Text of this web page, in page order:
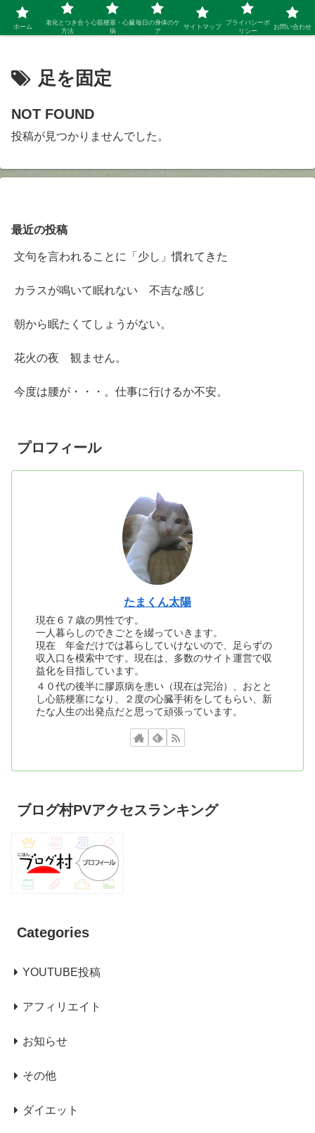
シニア 新しい人生を開拓するブログ
足を固定
NOT FOUND
投稿が見つかりませんでした。
最近の投稿
文句を言われることに「少し」慣れてきた
カラスが鳴いて眠れない 不吉な感じ
朝から眠たくてしょうがない。
花火の夜 観ません。
今度は腰が・・・。仕事に行けるか不安。
プロフィール
たまくん太陽
現在６７歳の男性です。
一人暮らしのできごとを綴っていきます。
現在 年金だけでは暮らしていけないので、足らずの
収入口を模索中です。現在は、多数のサイト運営で収
益化を目指しています。
４０代の後半に膠原病を患い（現在は完治）、おとと
し心筋梗塞になり、２度の心臓手術をしてもらい、新
たな人生の出発点だと思って頑張っています。
ブログ村PVアクセスランキング
Categories
YOUTUBE投稿
アフィリエイト
お知らせ
その他
ダイエット
ホーム
老化とつき合う
方法
心筋梗塞・心臓
病
毎日の身体のケ
ア
サイトマップ
プライバシーポ
リシー
お問い合わせ